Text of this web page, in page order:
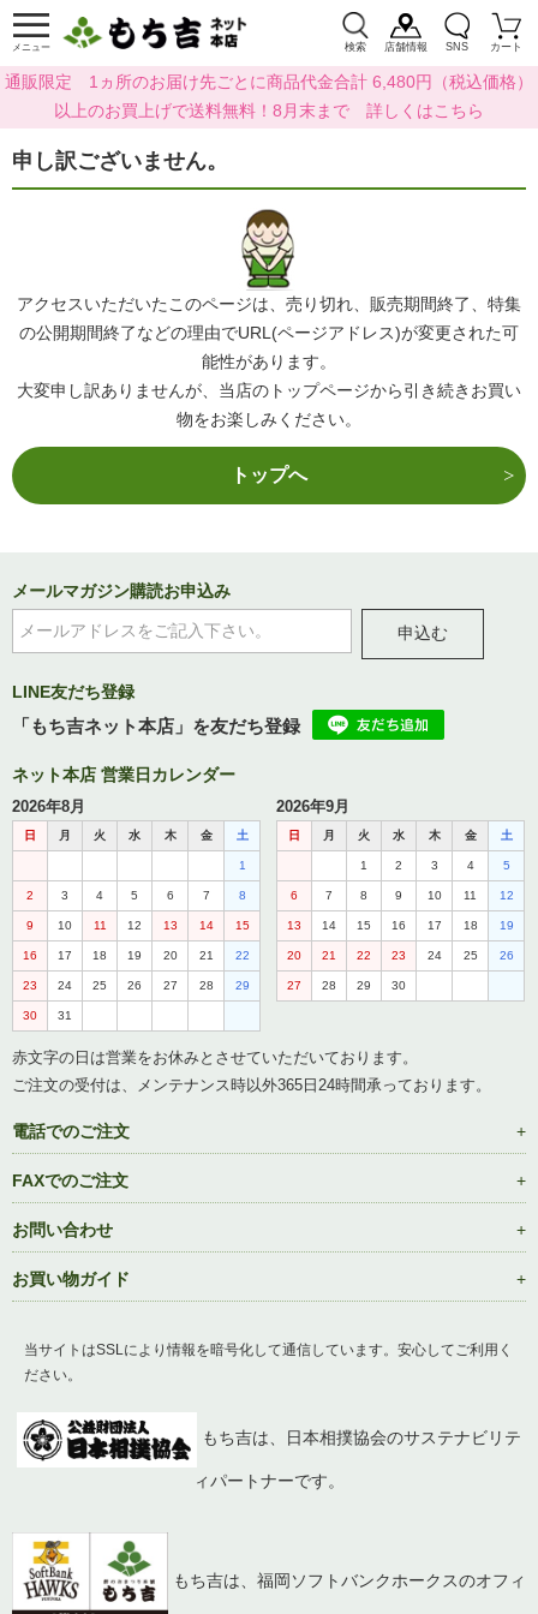
メニュー 検索 店舗情報 SNS カート
通販限定 1ヵ所のお届け先ごとに商品代金合計 6,480円（税込価格）
以上のお買上げで送料無料！8月末まで 詳しくはこちら
申し訳ございません。
アクセスいただいたこのページは、売り切れ、販売期間終了、特集
の公開期間終了などの理由でURL(ページアドレス)が変更された可
能性があります。
大変申し訳ありませんが、当店のトップページから引き続きお買い
物をお楽しみください。
トップへ
メールマガジン購読お申込み
申込む
LINE友だち登録
「もち吉ネット本店」を友だち登録
ネット本店 営業日カレンダー
2026年8月
日 月 火 水 木 金 土
1
2 3 4 5 6 7 8
9 10 11 12 13 14 15
16 17 18 19 20 21 22
23 24 25 26 27 28 29
30 31
2026年9月
日 月 火 水 木 金 土
1 2 3 4 5
6 7 8 9 10 11 12
13 14 15 16 17 18 19
20 21 22 23 24 25 26
27 28 29 30
赤文字の日は営業をお休みとさせていただいております。
ご注文の受付は、メンテナンス時以外365日24時間承っております。
電話でのご注文
FAXでのご注文
お問い合わせ
お買い物ガイド
当サイトはSSLにより情報を暗号化して通信しています。安心してご利用く
ださい。
もち吉は、日本相撲協会のサステナビリテ
ィパートナーです。
もち吉は、福岡ソフトバンクホークスのオフィ